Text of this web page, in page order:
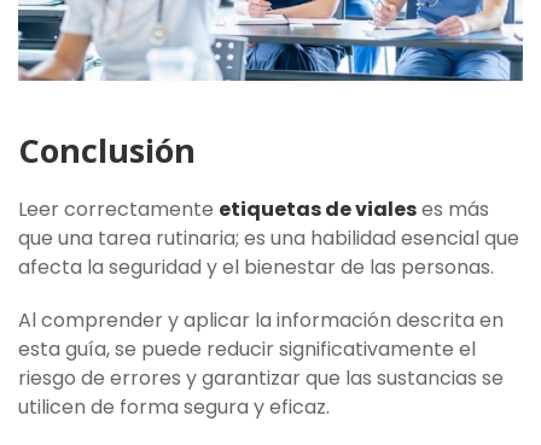
Conclusión
Leer correctamente etiquetas de vialeses más
que una tarea rutinaria; es una habilidad esencial que
afecta la seguridad y el bienestar de las personas.
Al comprender y aplicar la información descrita en
esta guía, se puede reducir significativamente el
riesgo de errores y garantizar que las sustancias se
utilicen de forma segura y eficaz.